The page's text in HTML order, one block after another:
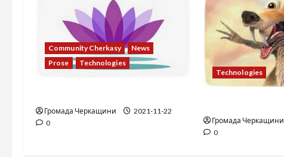
n
Community Cherkasy
News
Prose
Technologies
Громада Черкащини
2021-11-22
0
Technologies
Громада Черкащини
0